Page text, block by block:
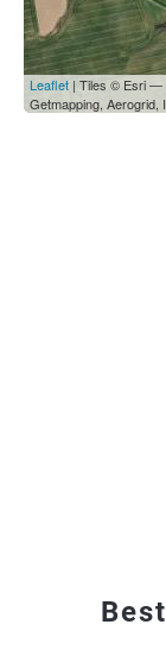
Leaflet | Tiles © Esri —
Getmapping, Aerogrid,